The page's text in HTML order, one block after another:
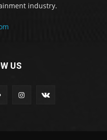
industry.
US